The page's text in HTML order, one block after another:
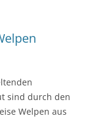
sind durch den
Welpen aus